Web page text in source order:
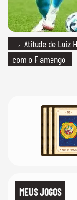
→ Atitude de Luiz
com o Flamengo
MEUS JOGOS